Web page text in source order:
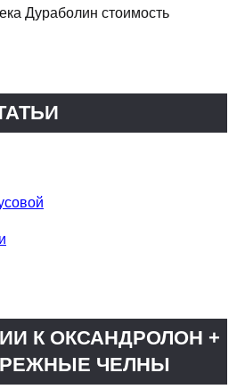
Дураболин стоимость
К ОКСАНДРОЛОН +
ЧЕЛНЫ